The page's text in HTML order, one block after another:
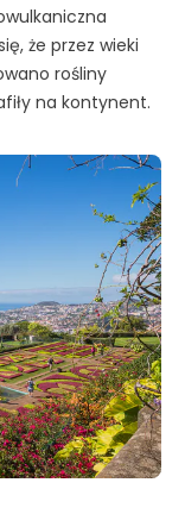
że przez wieki
rośliny
na kontynent.